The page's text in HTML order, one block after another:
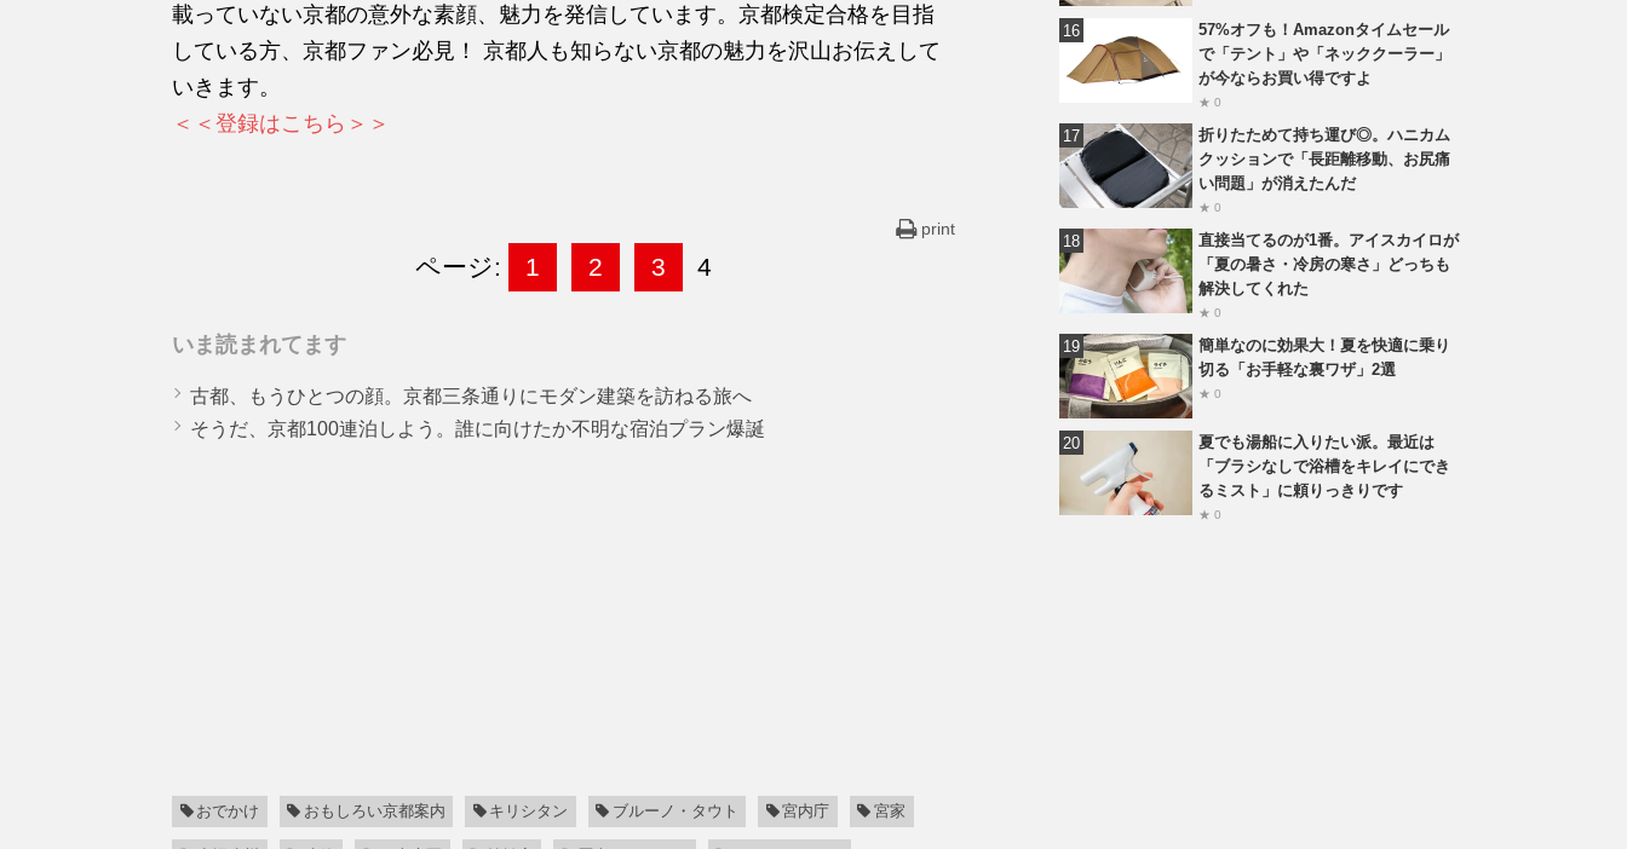
載っていない京都の意外な素顔、魅力を発信しています。京都検定合格を目指
している方、京都ファン必見！ 京都人も知らない京都の魅力を沢山お伝えして
いきます。
＜＜登録はこちら＞＞
print
ページ: 1 2 3 4
いま読まれてます
古都、もうひとつの顔。京都三条通りにモダン建築を訪ねる旅へ
そうだ、京都100連泊しよう。誰に向けたか不明な宿泊プラン爆誕
おでかけ おもしろい京都案内 キリシタン ブルーノ・タウト 宮内庁 宮家
57%オフも！Amazonタイムセール
で「テント」や「ネッククーラー」
が今ならお買い得ですよ
★ 0
折りたためて持ち運び◎。ハニカム
クッションで「長距離移動、お尻痛
い問題」が消えたんだ
★ 0
直接当てるのが1番。アイスカイロが
「夏の暑さ・冷房の寒さ」どっちも
解決してくれた
★ 0
簡単なのに効果大！夏を快適に乗り
切る「お手軽な裏ワザ」2選
★ 0
夏でも湯船に入りたい派。最近は
「ブラシなしで浴槽をキレイにでき
るミスト」に頼りっきりです
★ 0